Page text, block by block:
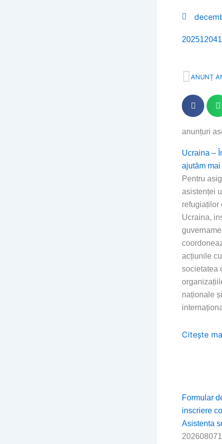
Prev
ANUNȚ
anunțuri
Ucraina –
ajutăm mai
Pentru
asistenței
refugiaților
Ucraina,
acțiunile cu
societatea
naționale și
Citește
Formular
inscriere
Asistenta
Page
Page
Page